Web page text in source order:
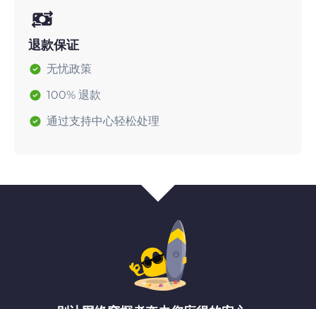
退款保证
无忧政策
100% 退款
通过支持中心轻松处理